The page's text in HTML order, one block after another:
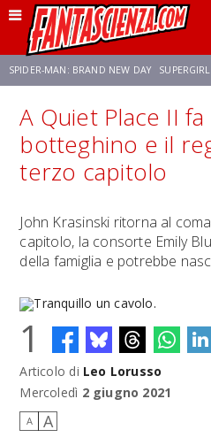
SPIDER-MAN: BRAND NEW DAY SUPERGIRL
FRANCO RICCIARDIELLO ZENDAYA STAR
A Quiet Place II
botteghino e il
terzo capitolo
John Krasinski ritorna al
capitolo, la consorte Emily
della famiglia e potrebbe
Tranquillo un cavolo.
1
Articolo di Leo Lorusso
Mercoledì 2 giugno 2021
A A